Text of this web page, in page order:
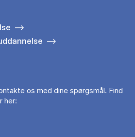
os med dine spørgsmål. Find
her: